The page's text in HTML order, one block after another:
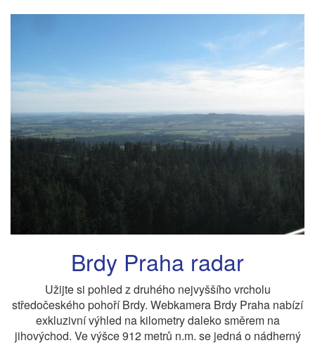
Brdy Praha radar
Užijte si pohled z druhého nejvyššího vrcholu
středočeského pohoří Brdy. Webkamera Brdy Praha nabízí
exkluzivní výhled na kilometry daleko směrem na
jihovýchod. Ve výšce 912 metrů n.m. se jedná o nádherný